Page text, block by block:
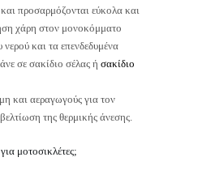
προσαρμόζονται εύκολα και
χάρη στον μονοκόμματο
και τα επενδεδυμένα
σε σακίδιο σέλας ή σακίδιο
και αεραγωγούς για τον
της θερμικής άνεσης.
μοτοσικλέτες;